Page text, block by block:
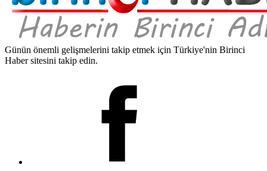
Günün önemli gelişmelerini takip etmek için Türkiye'nin Birinci
Haber sitesini takip edin.